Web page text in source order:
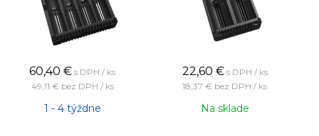
60,40 € s DPH / ks
49,11 € bez DPH / ks
1 - 4 týždne
22,60 € s DPH / ks
18,37 € bez DPH / ks
Na sklade